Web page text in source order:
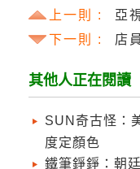
上一則 :
亞
下一則 :
店
其他人正在閱讀
SUN奇古怪：
度定顏色
鐵筆錚錚：朝